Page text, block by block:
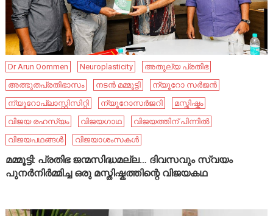
Dr Arun Oommen Neuroplasticity
അതുല്യ പ്രതിഭ
അത്ഭുതപ്രതിഭാസം
നടൻ മമ്മൂട്ടി
ന്യൂറോ സർജൻ
ന്യൂറോപ്ലാസ്റ്റിസിറ്റി
ന്യൂറോസർജറി
മസ്തിഷ്കം
വിജയ രഹസ്യം
വിജയഗാഥ
വിജയത്തിന് പിന്നിൽ
വിജയപഥങ്ങൾ
വിജയാശംസകൾ
മമ്മൂട്ടി: പ്രതിഭ ജന്മസിദ്ധമല്ല… ദിവസവും സ്വയം
പുനർനിർമ്മിച്ച ഒരു മസ്തിഷ്കത്തിന്റെ വിജയകഥ